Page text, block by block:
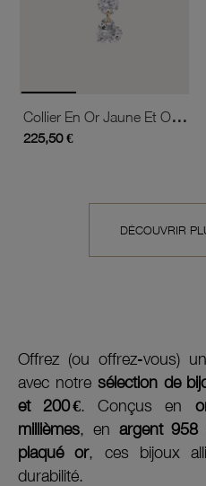
Collier En Or Jaune Et Oxydes De Zirconium,coeur
225,50 €
DÉCOUVRIR
Offrez (ou offrez-vous)
avec notre sélection de
et 200 €. Conçus en
millièmes, en argent 958
plaqué or, ces bijoux
durabilité.